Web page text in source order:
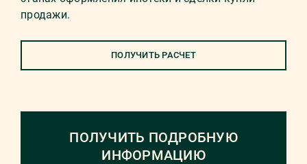
продажи.
ПОЛУЧИТЬ РАСЧЕТ
ПОЛУЧИТЬ ПОДРОБНУЮ
ИНФОРМАЦИЮ